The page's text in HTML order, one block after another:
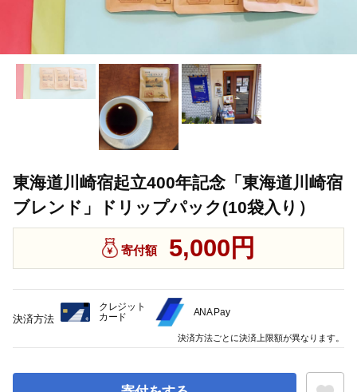
東海道川崎宿起立400年記念「東海道川崎宿
ブレンド」ドリップパック(10袋入り）
寄付額 5,000円
決済方法
クレジット
カード
ANA Pay
決済方法ごとに決済上限額が異なります。